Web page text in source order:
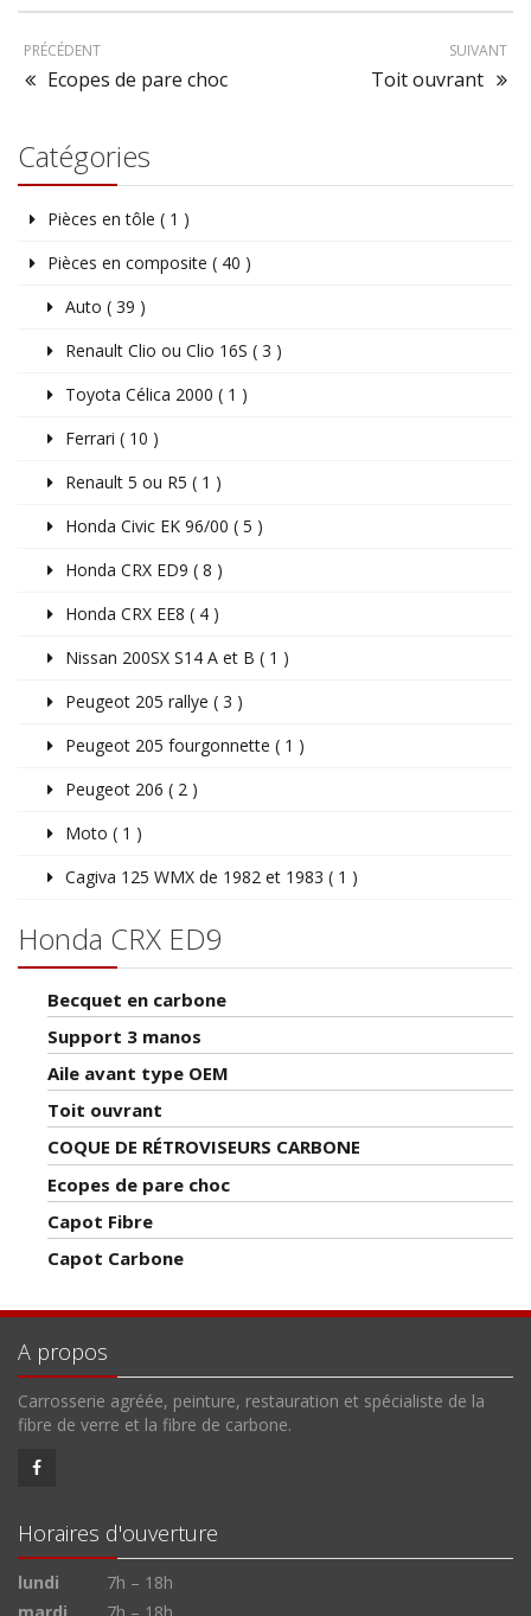
PRÉCÉDENT
Ecopes de pare choc
SUIVANT
Toit ouvrant
Catégories
Pièces en tôle ( 1 )
Pièces en composite ( 40 )
Auto ( 39 )
Renault Clio ou Clio 16S ( 3 )
Toyota Célica 2000 ( 1 )
Ferrari ( 10 )
Renault 5 ou R5 ( 1 )
Honda Civic EK 96/00 ( 5 )
Honda CRX ED9 ( 8 )
Honda CRX EE8 ( 4 )
Nissan 200SX S14 A et B ( 1 )
Peugeot 205 rallye ( 3 )
Peugeot 205 fourgonnette ( 1 )
Peugeot 206 ( 2 )
Moto ( 1 )
Cagiva 125 WMX de 1982 et 1983 ( 1 )
Honda CRX ED9
Becquet en carbone
Support 3 manos
Aile avant type OEM
Toit ouvrant
COQUE DE RÉTROVISEURS CARBONE
Ecopes de pare choc
Capot Fibre
Capot Carbone
A propos
Carrosserie agréée, peinture, restauration et spécialiste de la
fibre de verre et la fibre de carbone.
Horaires d'ouverture
lundi
7h – 18h